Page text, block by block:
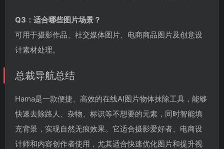
Q3：适合哪些图片场景？
可用于摄影作品、社交媒体图片、电商商品图片及创意设
计素材处理。
总裁导航总结
Hama是一款便捷、高效的在线AI图片物体抹除工具，能够
快速去除路人、杂物、标识等不想要的元素，同时智能填
充背景，实现自然无痕效果。它适合摄影爱好者、电商设
计师和内容创作者使用，尤其适合快速优化图片和提升视